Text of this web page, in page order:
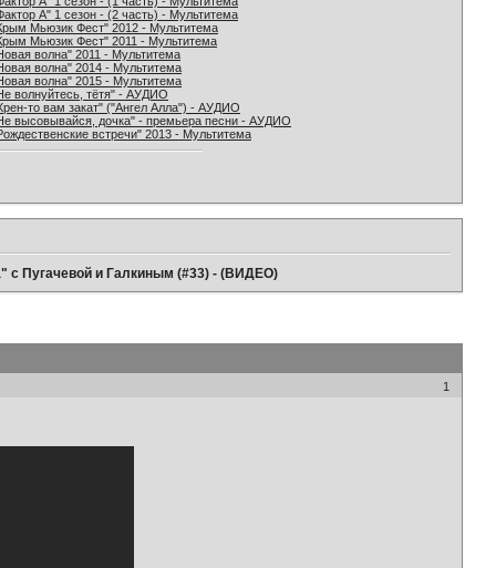
А" 1 сезон - (2 часть) - Мультитема
Мьюзик Фест" 2012 - Мультитема
Мьюзик Фест" 2011 - Мультитема
волна" 2011 - Мультитема
волна" 2014 - Мультитема
волна" 2015 - Мультитема
волнуйтесь, тётя" - АУДИО
то вам закат" ("Ангел Алла") - АУДИО
высовывайся, дочка" - премьера песни - АУДИО
встречи" 2013 - Мультитема
с Пугачевой и Галкиным (#33) - (ВИДЕО)
1